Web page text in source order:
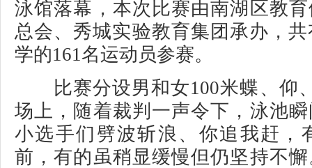
泳馆落幕，本次比赛由南湖区教
总会、秀城实验教育集团承办，
学的161名运动员参赛。
比赛分设男和女100米蝶、仰
场上，随着裁判一声令下，泳池
小选手们劈波斩浪、你追我赶，
前，有的虽稍显缓慢但仍坚持不